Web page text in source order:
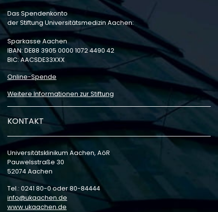
Das Spendenkonto
der Stiftung Universitätsmedizin Aachen:
Sparkasse Aachen
IBAN: DE88 3905 0000 1072 4490 42
BIC: AACSDE33XXX
Online-Spende
Weitere Informationen zur Stiftung
KONTAKT
Universitätsklinikum Aachen, AöR
Pauwelsstraße 30
52074 Aachen
Tel.: 0241 80-0 oder 80-84444
info
ukaachen de
www.ukaachen.de